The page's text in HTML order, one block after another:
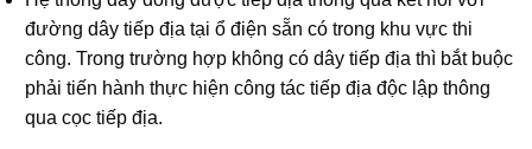
đường dây tiếp địa tại ổ điện sẵn có trong khu vực thi
công. Trong trường hợp không có dây tiếp địa thì bắt buộc
phải tiến hành thực hiện công tác tiếp địa độc lập thông
qua cọc tiếp địa.